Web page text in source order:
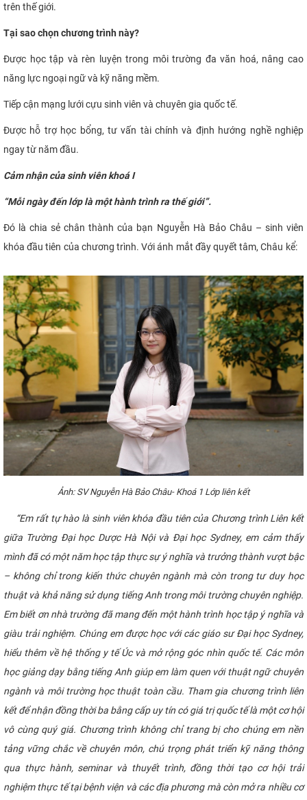
trên thế giới.
Tại sao chọn chương trình này?
Được học tập và rèn luyện trong môi trường đa văn hoá, nâng cao
năng lực ngoại ngữ và kỹ năng mềm.
Tiếp cận mạng lưới cựu sinh viên và chuyên gia quốc tế.
Được hỗ trợ học bổng, tư vấn tài chính và định hướng nghề nghiệp
ngay từ năm đầu.
Cảm nhận của sinh viên khoá I
“Mỗi ngày đến lớp là một hành trình ra thế giới”.
Đó là chia sẻ chân thành của bạn Nguyễn Hà Bảo Châu – sinh viên
khóa đầu tiên của chương trình. Với ánh mắt đầy quyết tâm, Châu kể:
Ảnh: SV Nguyễn Hà Bảo Châu- Khoá 1 Lớp liên kết
“Em rất tự hào là sinh viên khóa đầu tiên của Chương trình Liên kết
giữa Trường Đại học Dược Hà Nội và Đại học Sydney, em cảm thấy
mình đã có một năm học tập thực sự ý nghĩa và trưởng thành vượt bậc
– không chỉ trong kiến thức chuyên ngành mà còn trong tư duy học
thuật và khả năng sử dụng tiếng Anh trong môi trường chuyên nghiệp.
Em biết ơn nhà trường đã mang đến một hành trình học tập ý nghĩa và
giàu trải nghiệm. Chúng em được học với các giáo sư Đại học Sydney,
hiểu thêm về hệ thống y tế Úc và mở rộng góc nhìn quốc tế. Các môn
học giảng dạy bằng tiếng Anh giúp em làm quen với thuật ngữ chuyên
ngành và môi trường học thuật toàn cầu. Tham gia chương trình liên
kết để nhận đồng thời ba bằng cấp uy tín có giá trị quốc tế là một cơ hội
vô cùng quý giá. Chương trình không chỉ trang bị cho chúng em nền
tảng vững chắc về chuyên môn, chú trọng phát triển kỹ năng thông
qua thực hành, seminar và thuyết trình, đồng thời tạo cơ hội trải
nghiệm thực tế tại bệnh viện và các địa phương mà còn mở ra nhiều cơ